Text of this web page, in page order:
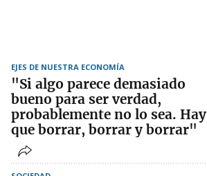
EJES DE NUESTRA ECONOMÍA
"Si algo parece demasiado
bueno para ser verdad,
probablemente no lo sea. Hay
que borrar, borrar y borrar"